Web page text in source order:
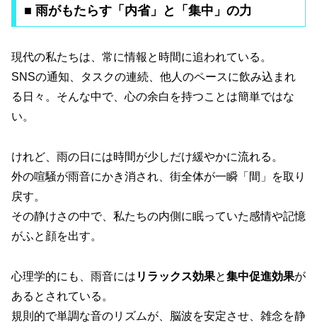
■ 雨がもたらす「内省」と「集中」の力
現代の私たちは、常に情報と時間に追われている。
SNSの通知、タスクの連続、他人のペースに飲み込まれ
る日々。そんな中で、心の余白を持つことは簡単ではな
い。
けれど、雨の日には時間が少しだけ緩やかに流れる。
外の喧騒が雨音にかき消され、街全体が一瞬「間」を取り
戻す。
その静けさの中で、私たちの内側に眠っていた感情や記憶
がふと顔を出す。
心理学的にも、雨音には リラックス効果と集中促進効果が
あるとされている。
規則的で単調な音のリズムが、脳波を安定させ、雑念を静